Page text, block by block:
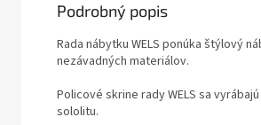
Podrobný popis
Rada nábytku WELS ponúka štýlový
nezávadných materiálov.
Policové skrine rady WELS sa
sololitu.